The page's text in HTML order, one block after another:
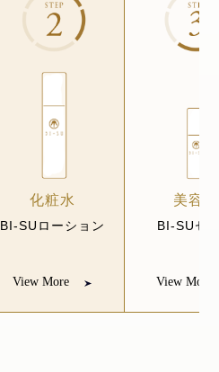
化粧水
BI-SUローション
View More
美容液
BI-SUセ
View More